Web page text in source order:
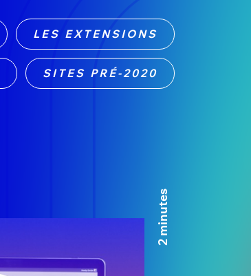
LES EXTENSIONS
SITES PRÉ-2020
2 minutes